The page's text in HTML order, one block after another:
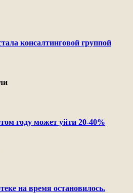
консалтинговой группой
году может уйти 20-40%
на время остановилось.